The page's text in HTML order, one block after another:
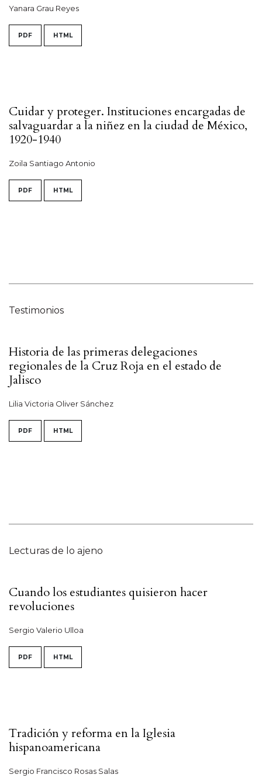
Yanara Grau Reyes
PDF HTML
Cuidar y proteger. Instituciones encargadas de
salvaguardar a la niñez en la ciudad de México,
1920-1940
Zoila Santiago Antonio
PDF HTML
Testimonios
Historia de las primeras delegaciones
regionales de la Cruz Roja en el estado de
Jalisco
Lilia Victoria Oliver Sánchez
PDF HTML
Lecturas de lo ajeno
Cuando los estudiantes quisieron hacer
revoluciones
Sergio Valerio Ulloa
PDF HTML
Tradición y reforma en la Iglesia
hispanoamericana
Sergio Francisco Rosas Salas